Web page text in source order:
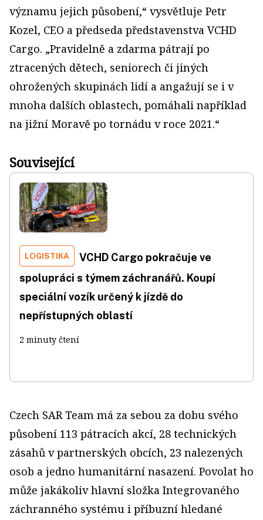
významu jejich působení,“ vysvětluje Petr
Kozel, CEO a předseda představenstva VCHD
Cargo. „Pravidelně a zdarma pátrají po
ztracených dětech, seniorech či jiných
ohrožených skupinách lidí a angažují se i v
mnoha dalších oblastech, pomáhali například
na jižní Moravě po tornádu v roce 2021.“
Související
LOGISTIKA
VCHD Cargo pokračuje ve
spolupráci s týmem záchranářů. Koupí
speciální vozík určený k jízdě do
nepřístupných oblastí
2 minuty čtení
Czech SAR Team má za sebou za dobu svého
působení 113 pátracích akcí, 28 technických
zásahů v partnerských obcích, 23 nalezených
osob a jedno humanitární nasazení. Povolat ho
může jakákoliv hlavní složka Integrovaného
záchranného systému i příbuzní hledané